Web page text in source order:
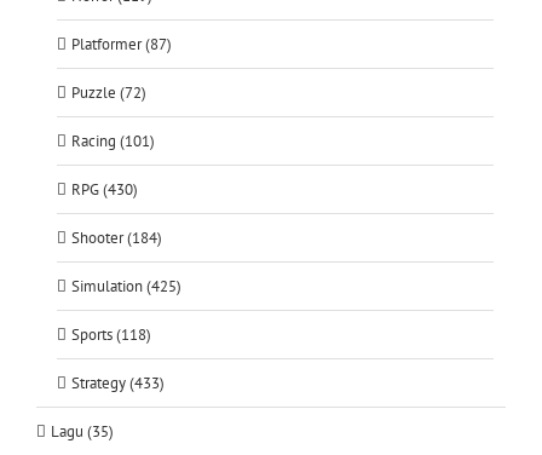
Platformer (87)
Puzzle (72)
Racing (101)
RPG (430)
Shooter (184)
Simulation (425)
Sports (118)
Strategy (433)
Lagu (35)